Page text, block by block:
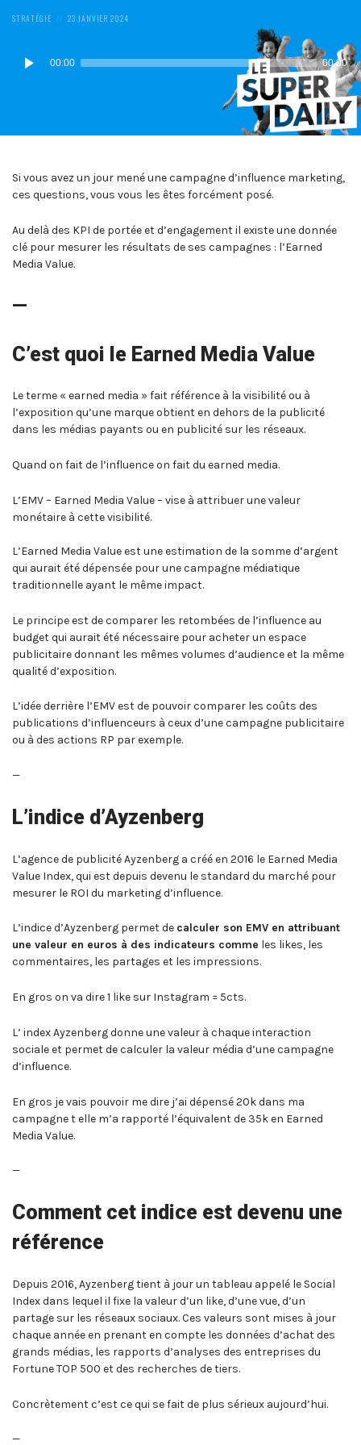
POSTED
STRATÉGIE
POSTED
23 JANVIER 2024
Lecteur
audio
00:00 00:00
Si vous avez un jour mené une campagne d’influence marketing,
ces questions, vous vous les êtes forcément posé.
Au delà des KPI de portée et d’engagement il existe une donnée
clé pour mesurer les résultats de ses campagnes : l’Earned
Media Value.
—
C’est quoi le Earned Media Value
Le terme « earned media » fait référence à la visibilité ou à
l’exposition qu’une marque obtient en dehors de la publicité
dans les médias payants ou en publicité sur les réseaux.
Quand on fait de l’influence on fait du earned media.
L’EMV – Earned Media Value – vise à attribuer une valeur
monétaire à cette visibilité.
L’Earned Media Value est une estimation de la somme d’argent
qui aurait été dépensée pour une campagne médiatique
traditionnelle ayant le même impact.
Le principe est de comparer les retombées de l’influence au
budget qui aurait été nécessaire pour acheter un espace
publicitaire donnant les mêmes volumes d’audience et la même
qualité d’exposition.
L’idée derrière l’EMV est de pouvoir comparer les coûts des
publications d’influenceurs à ceux d’une campagne publicitaire
ou à des actions RP par exemple.
—
L’indice d’Ayzenberg
L’agence de publicité Ayzenberg a créé en 2016 le Earned Media
Value Index, qui est depuis devenu le standard du marché pour
mesurer le ROI du marketing d’influence.
L’indice d’Ayzenberg permet de calculer son EMV en attribuant
une valeur en euros à des indicateurs comme les likes, les
commentaires, les partages et les impressions.
En gros on va dire 1 like sur Instagram = 5cts.
L’ index Ayzenberg donne une valeur à chaque interaction
sociale et permet de calculer la valeur média d’une campagne
d’influence.
En gros je vais pouvoir me dire j’ai dépensé 20k dans ma
campagne t elle m’a rapporté l’équivalent de 35k en Earned
Media Value.
—
Comment cet indice est devenu une
référence
Depuis 2016, Ayzenberg tient à jour un tableau appelé le Social
Index dans lequel il fixe la valeur d’un like, d’une vue, d’un
partage sur les réseaux sociaux. Ces valeurs sont mises à jour
chaque année en prenant en compte les données d’achat des
grands médias, les rapports d’analyses des entreprises du
Fortune TOP 500 et des recherches de tiers.
Concrètement c’est ce qui se fait de plus sérieux aujourd’hui.
—